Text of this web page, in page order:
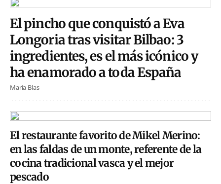
El pincho que conquistó a Eva
Longoria tras visitar Bilbao: 3
ingredientes, es el más icónico y
ha enamorado a toda España
María Blas
El restaurante favorito de Mikel Merino:
en las faldas de un monte, referente de la
cocina tradicional vasca y el mejor
pescado